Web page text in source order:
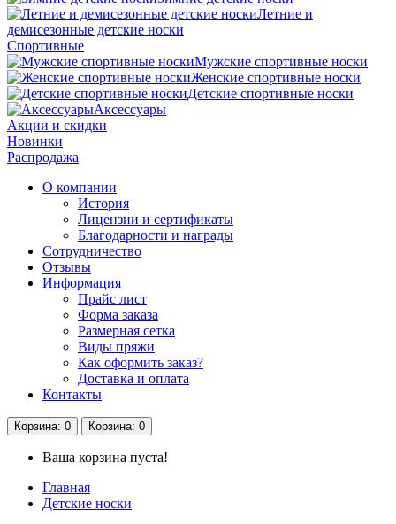
Летние и
демисезонные детские носки
Спортивные
Мужские спортивные носки
Женские спортивные носки
Детские спортивные носки
Аксессуары
Акции и скидки
Новинки
Распродажа
О компании
История
Лицензии и сертификаты
Благодарности и награды
Сотрудничество
Отзывы
Информация
Прайс лист
Форма заказа
Размерная сетка
Виды пряжи
Как оформить заказ?
Доставка и оплата
Контакты
Корзина: 0 Корзина: 0
Ваша корзина пуста!
Главная
Детские носки